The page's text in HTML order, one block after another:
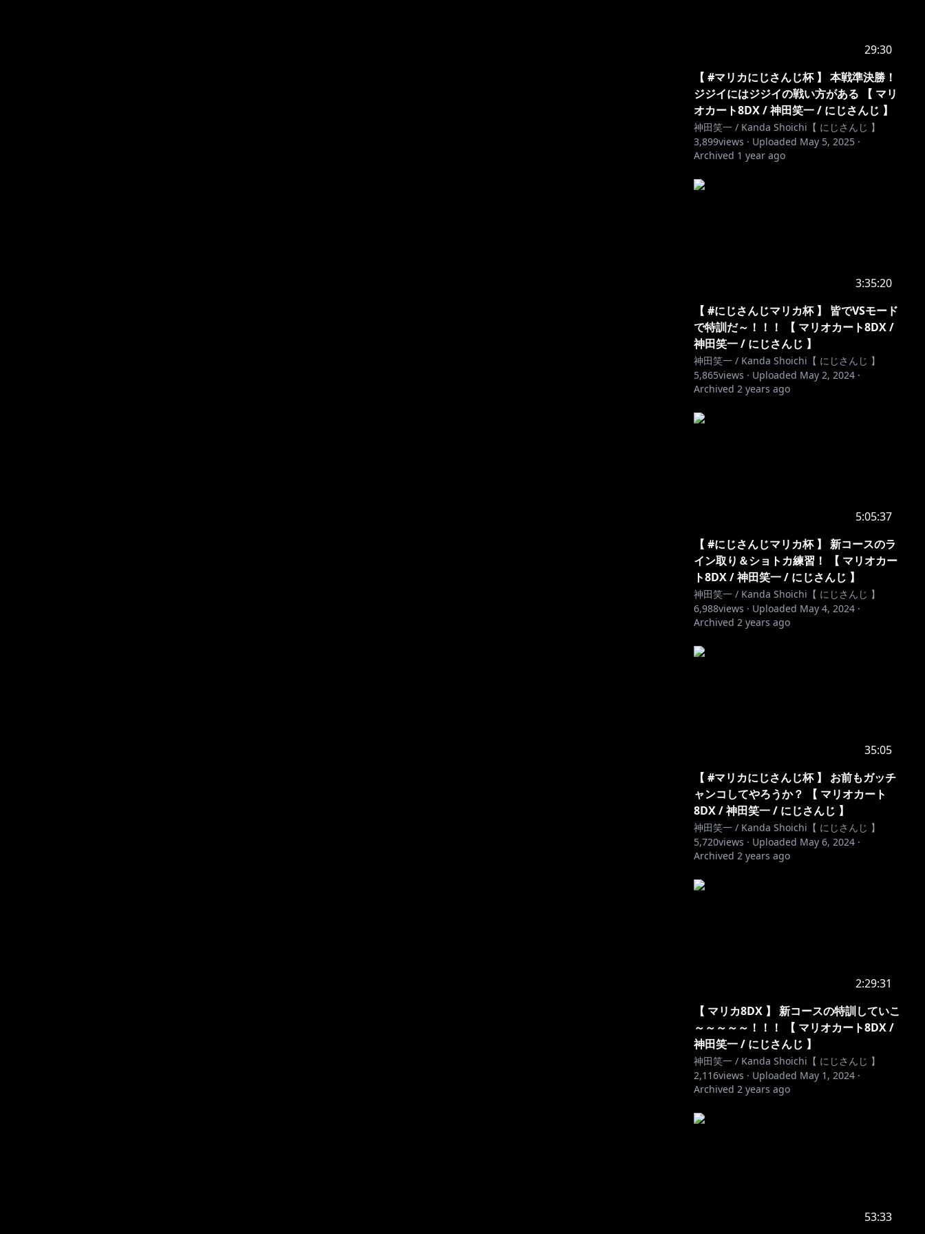
29:30
【 #マリカにじさんじ杯 】 本戦準決勝！
ジジイにはジジイの戦い方がある 【 マリ
オカート8DX / 神田笑一 / にじさんじ 】
神田笑一 / Kanda Shoichi【 にじさんじ 】
3,899views · Uploaded May 5, 2025 ·
Archived 1 year ago
3:35:20
【 #にじさんじマリカ杯 】 皆でVSモード
で特訓だ～！！！ 【 マリオカート8DX /
神田笑一 / にじさんじ 】
神田笑一 / Kanda Shoichi【 にじさんじ 】
5,865views · Uploaded May 2, 2024 ·
Archived 2 years ago
5:05:37
【 #にじさんじマリカ杯 】 新コースのラ
イン取り＆ショトカ練習！ 【 マリオカー
ト8DX / 神田笑一 / にじさんじ 】
神田笑一 / Kanda Shoichi【 にじさんじ 】
6,988views · Uploaded May 4, 2024 ·
Archived 2 years ago
35:05
【 #マリカにじさんじ杯 】 お前もガッチ
ャンコしてやろうか？ 【 マリオカート
8DX / 神田笑一 / にじさんじ 】
神田笑一 / Kanda Shoichi【 にじさんじ 】
5,720views · Uploaded May 6, 2024 ·
Archived 2 years ago
2:29:31
【 マリカ8DX 】 新コースの特訓していこ
～～～～～！！！ 【 マリオカート8DX /
神田笑一 / にじさんじ 】
神田笑一 / Kanda Shoichi【 にじさんじ 】
2,116views · Uploaded May 1, 2024 ·
Archived 2 years ago
53:33